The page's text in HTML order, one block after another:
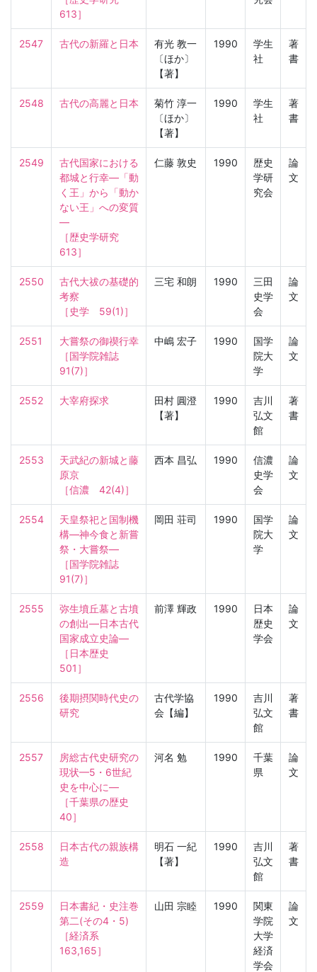
613］
2547 古代の新羅と日本
有光 教一
〔ほか〕
【著】
1990
学生
社
著
書
2548 古代の高麗と日本
菊竹 淳一
〔ほか〕
【著】
1990
学生
社
著
書
2549
古代国家における
都城と行幸—「動
く王」から「動か
ない王」への変質
—
［歴史学研究
613］
仁藤 敦史 1990
歴史
学研
究会
論
文
2550
古代大祓の基礎的
考察
［史学　59(1)］
三宅 和朗 1990
三田
史学
会
論
文
2551
大嘗祭の御禊行幸
［国学院雑誌
91(7)］
中嶋 宏子 1990
国学
院大
学
論
文
2552 大宰府探求
田村 圓澄
【著】
1990
吉川
弘文
館
著
書
2553
天武紀の新城と藤
原京
［信濃　42(4)］
西本 昌弘 1990
信濃
史学
会
論
文
2554
天皇祭祀と国制機
構—神今食と新嘗
祭・大嘗祭—
［国学院雑誌
91(7)］
岡田 荘司 1990
国学
院大
学
論
文
2555
弥生墳丘墓と古墳
の創出—日本古代
国家成立史論—
［日本歴史
501］
前澤 輝政 1990
日本
歴史
学会
論
文
2556
後期摂関時代史の
研究
古代学協
会【編】
1990
吉川
弘文
館
著
書
2557
房総古代史研究の
現状—5・6世紀
史を中心に—
［千葉県の歴史
40］
河名 勉 1990
千葉
県
論
文
2558
日本古代の親族構
造
明石 一紀
【著】
1990
吉川
弘文
館
著
書
2559
日本書紀・史注巻
第二(その4・5)
［経済系
163,165］
山田 宗睦 1990
関東
学院
大学
経済
学会
論
文